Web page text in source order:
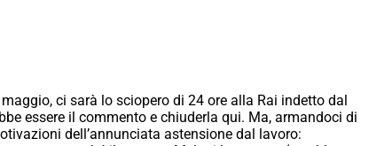
ci sarà lo sciopero di 24 ore alla Rai indetto dal
essere il commento e chiuderla qui. Ma, armandoci di
dell’annunciata astensione dal lavoro: